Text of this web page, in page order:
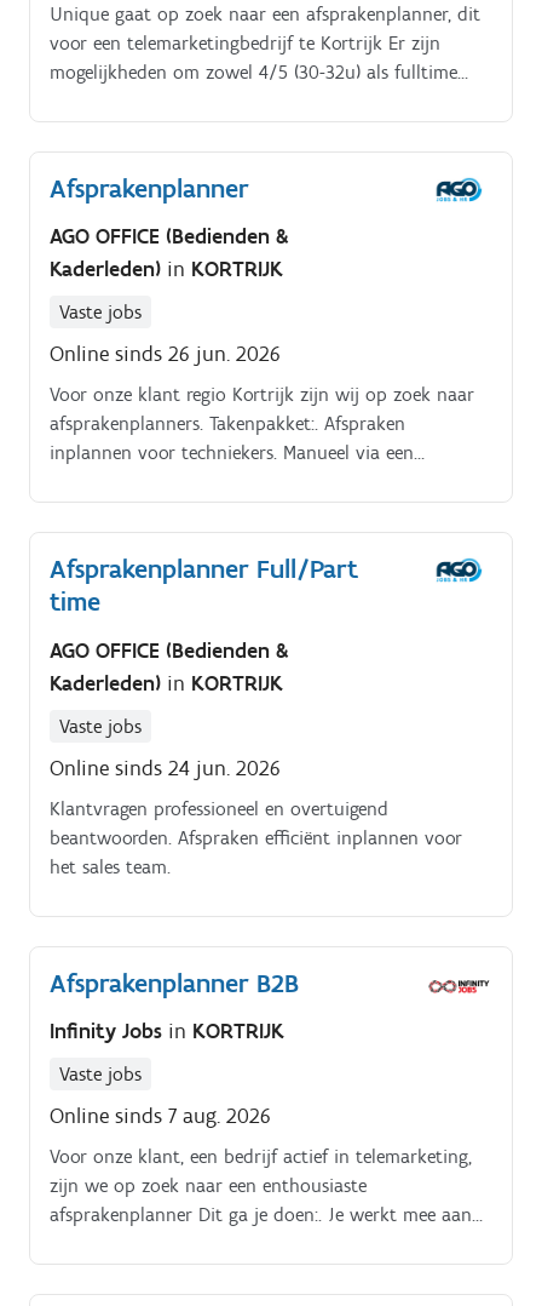
Unique gaat op zoek naar een afsprakenplanner, dit
voor een telemarketingbedrijf te Kortrijk Er zijn
mogelijkheden om zowel 4/5 (30-32u) als fulltime
precies uit?. Je belt bedrijven op en stelt hen onze
diensten voor. Je toetst af of er interesse is in de
aangeboden dienst en overtuigt van de meerwaarde
voor de Account Manager van het bedrijf dat je
vertegenwoordigt
Afsprakenplanner
AGO OFFICE (Bedienden &
Kaderleden) in KORTRIJK
Vaste jobs
Online sinds 26 jun. 2026
Voor onze klant regio Kortrijk zijn wij op zoek naar
afsprakenplanners. Takenpakket:. Afspraken
inplannen voor techniekers. Manueel via een
Afsprakenplanner Full/Part
time
AGO OFFICE (Bedienden &
Kaderleden) in KORTRIJK
Vaste jobs
Online sinds 24 jun. 2026
Klantvragen professioneel en overtuigend
beantwoorden. Afspraken efficiënt inplannen voor
het sales team.
Afsprakenplanner B2B
Infinity Jobs in KORTRIJK
Vaste jobs
Online sinds 7 aug. 2026
Voor onze klant, een bedrijf actief in telemarketing,
zijn we op zoek naar een enthousiaste
afsprakenplanner Dit ga je doen:. Je werkt mee aan